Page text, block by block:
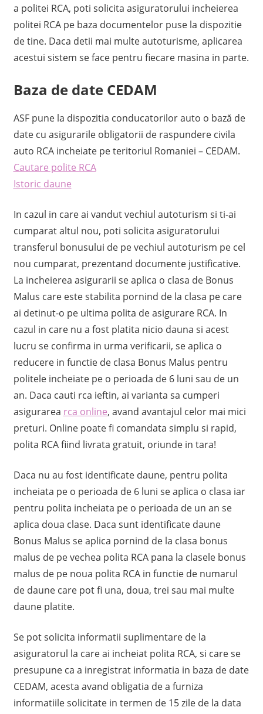
a politei RCA, poti solicita asiguratorului incheierea
politei RCA pe baza documentelor puse la dispozitie
de tine. Daca detii mai multe autoturisme, aplicarea
acestui sistem se face pentru fiecare masina in parte.
Baza de date CEDAM
ASF pune la dispozitia conducatorilor auto o bază de
date cu asigurarile obligatorii de raspundere civila
auto RCA incheiate pe teritoriul Romaniei – CEDAM.
Cautare polite RCA
Istoric daune
In cazul in care ai vandut vechiul autoturism si ti-ai
cumparat altul nou, poti solicita asiguratorului
transferul bonusului de pe vechiul autoturism pe cel
nou cumparat, prezentand documente justificative.
La incheierea asigurarii se aplica o clasa de Bonus
Malus care este stabilita pornind de la clasa pe care
ai detinut-o pe ultima polita de asigurare RCA. In
cazul in care nu a fost platita nicio dauna si acest
lucru se confirma in urma verificarii, se aplica o
reducere in functie de clasa Bonus Malus pentru
politele incheiate pe o perioada de 6 luni sau de un
an. Daca cauti rca ieftin, ai varianta sa cumperi
asigurarea rca online, avand avantajul celor mai mici
preturi. Online poate fi comandata simplu si rapid,
polita RCA fiind livrata gratuit, oriunde in tara!
Daca nu au fost identificate daune, pentru polita
incheiata pe o perioada de 6 luni se aplica o clasa iar
pentru polita incheiata pe o perioada de un an se
aplica doua clase. Daca sunt identificate daune
Bonus Malus se aplica pornind de la clasa bonus
malus de pe vechea polita RCA pana la clasele bonus
malus de pe noua polita RCA in functie de numarul
de daune care pot fi una, doua, trei sau mai multe
daune platite.
Se pot solicita informatii suplimentare de la
asiguratorul la care ai incheiat polita RCA, si care se
presupune ca a inregistrat informatia in baza de date
CEDAM, acesta avand obligatia de a furniza
informatiile solicitate in termen de 15 zile de la data